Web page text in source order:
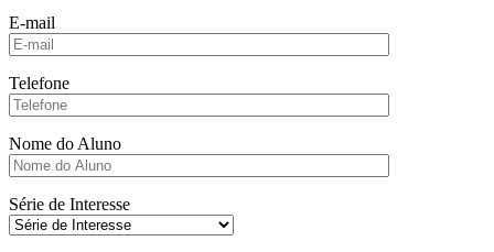
E-mail
Telefone
Nome do Aluno
Série de Interesse